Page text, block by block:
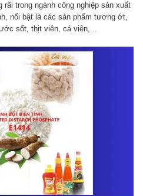
trong ngành công nghiệp sản xuất
nổi bật là các sản phẩm tương ớt,
sốt, thịt viên, cá viên,...